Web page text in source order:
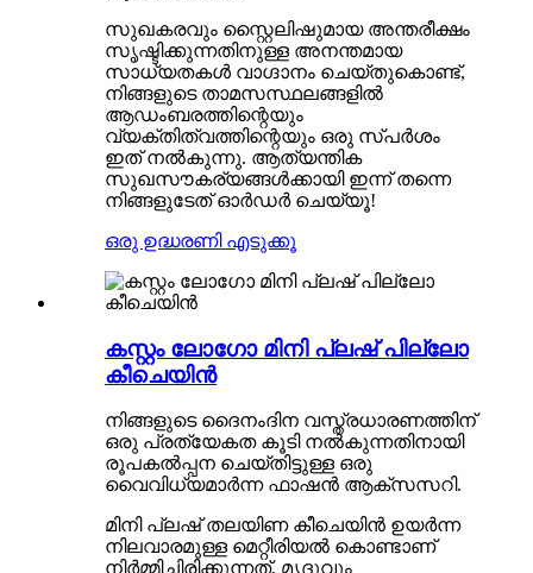
സുഖകരവും സ്റ്റൈലിഷുമായ അന്തരീക്ഷം
സൃഷ്ടിക്കുന്നതിനുള്ള അനന്തമായ
സാധ്യതകൾ വാഗ്ദാനം ചെയ്തുകൊണ്ട്,
നിങ്ങളുടെ താമസസ്ഥലങ്ങളിൽ
ആഡംബരത്തിന്റെയും
വ്യക്തിത്വത്തിന്റെയും ഒരു സ്പർശം
ഇത് നൽകുന്നു. ആത്യന്തിക
സുഖസൗകര്യങ്ങൾക്കായി ഇന്ന് തന്നെ
നിങ്ങളുടേത് ഓർഡർ ചെയ്യൂ!
ഒരു ഉദ്ധരണി എടുക്കൂ
കസ്റ്റം ലോഗോ മിനി പ്ലഷ് പില്ലോ
കീചെയിൻ
നിങ്ങളുടെ ദൈനംദിന വസ്ത്രധാരണത്തിന്
ഒരു പ്രത്യേകത കൂടി നൽകുന്നതിനായി
രൂപകൽപ്പന ചെയ്തിട്ടുള്ള ഒരു
വൈവിധ്യമാർന്ന ഫാഷൻ ആക്സസറി.
മിനി പ്ലഷ് തലയിണ കീചെയിൻ ഉയർന്ന
നിലവാരമുള്ള മെറ്റീരിയൽ കൊണ്ടാണ്
നിർമ്മിച്ചിരിക്കുന്നത്, മൃദുവും